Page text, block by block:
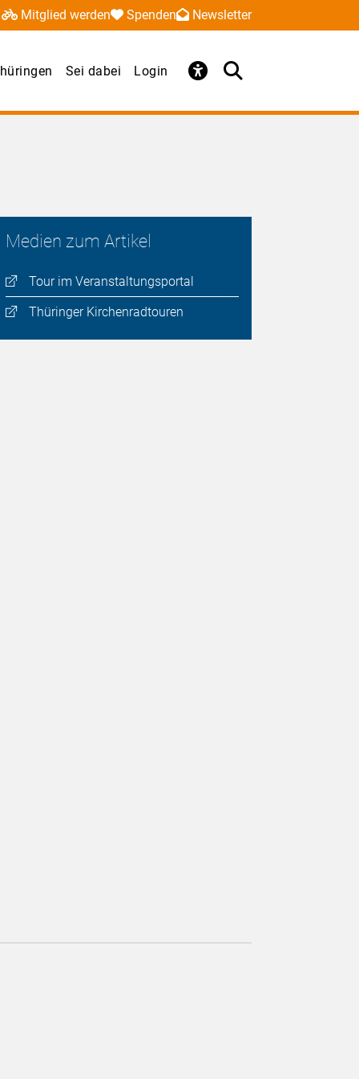
Mitglied werden Spenden Newsletter
Sei dabei Login
Medien zum Artikel
Tour im Veranstaltungsportal
Thüringer Kirchenradtouren